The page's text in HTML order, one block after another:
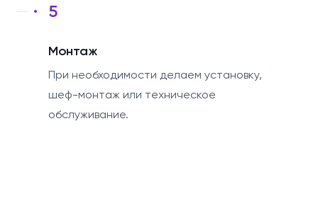
5
Монтаж
При необходимости делаем установку,
шеф-монтаж или техническое
обслуживание.